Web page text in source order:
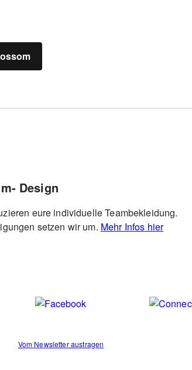
Design
eure individuelle Teambekleidung.
setzen wir um. Mehr Infos hier
Vom Newsletter austragen